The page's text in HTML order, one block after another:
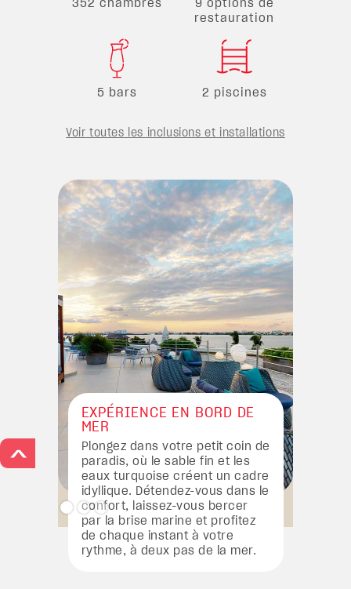
352 chambres
9 options de
restauration
5 bars 2 piscines
Voir toutes les inclusions et installations
EXPÉRIENCE EN BORD DE
MER
Plongez dans votre petit coin de
paradis, où le sable fin et les
eaux turquoise créent un cadre
idyllique. Détendez-vous dans le
confort, laissez-vous bercer
par la brise marine et profitez
de chaque instant à votre
rythme, à deux pas de la mer.